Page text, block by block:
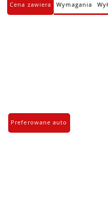
Cena zawiera Wymagania
Preferowane auto